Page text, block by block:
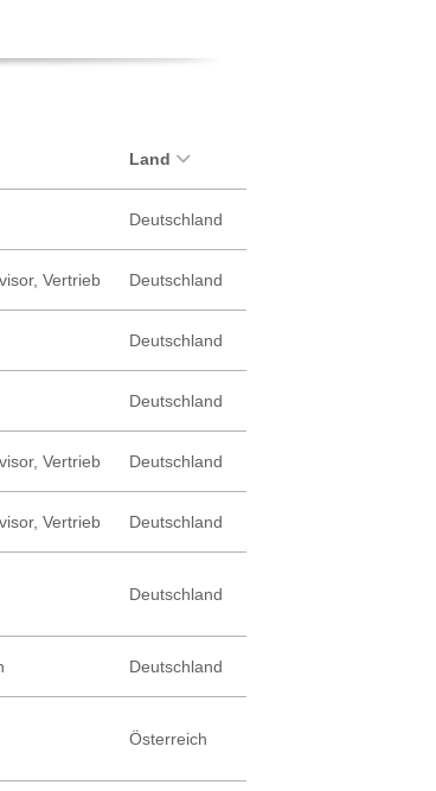
Land
Deutschland
Vertrieb Deutschland
Deutschland
Deutschland
Vertrieb Deutschland
Vertrieb Deutschland
Deutschland
Deutschland
Österreich